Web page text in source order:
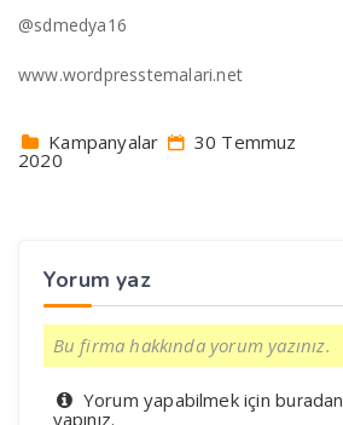
@sdmedya16
www.wordpresstemalari.net
Kampanyalar 30 Temmuz
2020
Yorum yaz
Bu firma hakkında yorum yazınız.
Yorum yapabilmek içinburadan
yapınız.